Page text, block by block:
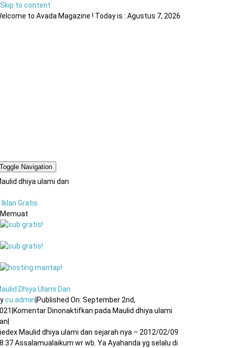
Skip to content
to Avada Magazine ! Today is : Agustus 7, 2026
Toggle Navigation
dhiya ulami dan
Iklan Gratis
Memuat
Dhiya Ulami Dan
cu.admin Published On: September 2nd,
Komentar Dinonaktifkan pada Maulid dhiya ulami
Maulid dhiya ulami dan sejarah nya – 2012/02/09
Assalamualaikum wr wb. Ya Ayahanda yg selalu di